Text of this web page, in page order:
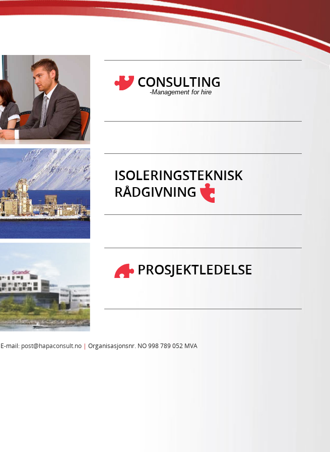
CONSULTING
-Management for hire
ISOLERINGSTEKNISK
RÅDGIVNING
PROSJEKTLEDELSE
E-mail: post@hapaconsult.no | Organisasjonsnr. NO 998 789 052 MVA